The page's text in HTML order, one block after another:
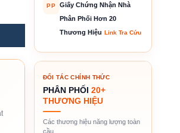
số lượng
PP
Giấy Chứng Nhận Nhà
Phân Phối Hơn 20
Thương Hiệu Link Tra Cứu
ĐỐI TÁC CHÍNH THỨC
PHÂN PHỐI 20+
THƯƠNG HIỆU
Các thương hiệu năng lượng toàn
cầu